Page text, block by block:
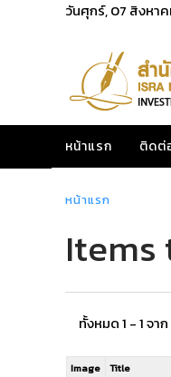
วันศุกร์, 07 สิงหา
หน้าแรก ติดต่
หน้าแรก
ทั้งหมด 1 - 1 จาก
Image Title